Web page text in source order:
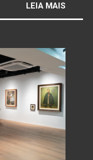
LEIA MAIS:
DA
PELAS